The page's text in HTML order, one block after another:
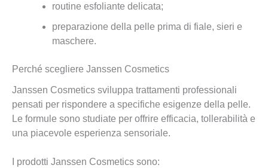
routine esfoliante delicata;
preparazione della pelle prima di fiale, sieri e
maschere.
Perché scegliere Janssen Cosmetics
Janssen Cosmetics sviluppa trattamenti professionali
pensati per rispondere a specifiche esigenze della pelle.
Le formule sono studiate per offrire efficacia, tollerabilità e
una piacevole esperienza sensoriale.
I prodotti Janssen Cosmetics sono: